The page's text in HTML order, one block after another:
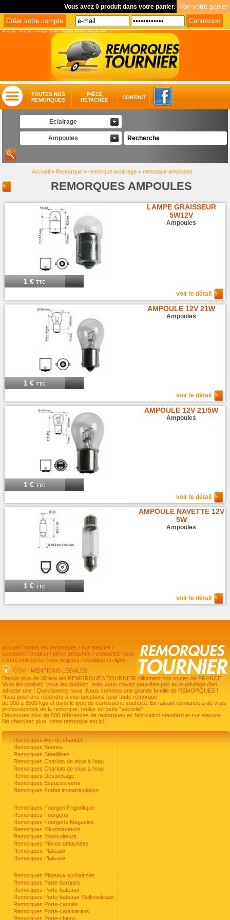
Vous avez 0 produit dans votre panier.
remorques -remorque -remorque tournier -remorque voiture -remorque moto
TOUTES NOS
REMORQUES
PIÈCE
DÉTACHÉE
CONTACT
Eclairage
Ampoules
Accueil > Remorque >remorque eclairage >remorque ampoules
REMORQUES AMPOULES
1 €TTC
LAMPE GRAISSEUR
5W12V
Ampoules
voir le détail
1 €TTC
AMPOULE 12V 21W
Ampoules
voir le détail
1 €TTC
AMPOULE 12V 21/5W
Ampoules
voir le détail
1 €TTC
AMPOULE NAVETTE 12V
5W
Ampoules
voir le détail
accueil /toutes les remorques /sur mesure /
occasion / location / pièce détachée /contactez-nous
/ notre entreprise / nos origines / boutique en ligne
CGV - MENTIONS LÉGALES
Depuis plus de 30 ans les REMORQUES TOURNIER sillonnent nos routes de FRANCE.
Vous les croisez, vous les doublez, mais vous n'avez peut-être pas eu le privilège d'en
adopter une ! Questionnez-nous !Nous sommes une grande famille de REMORQUES !
Nous pourrons répondre à vos questions pour toute remorque
de 300 à 3500 kgs et dans le type de carrosserie souhaité. En faisant confiance à de vrais
professionnels de la remorque, roulez en toute "sécurité".
Découvrez plus de 500 références de remorques en fabrication standard et sur mesure.
Ne cherchez plus, votre remorque est ici !
Remorques Abri de chantier
Remorques Bennes
Remorques Bétaillères
Remorques Chariots de mise à l'eau
Remorques Chariots de mise à l'eau
Remorques Destockage
Remorques Espaces verts
Remorques Forfait immatriculation
Remorques Fourgon Frigorifique
Remorques Fourgons
Remorques Fourgons Magasins
Remorques Microtracteurs
Remorques Motoculteurs
Remorques Pièces détachées
Remorques Plateaux
Remorques Plateaux
Remorques Plateaux surbaissés
Remorques Porte-barques
Remorques Porte-bateaux
Remorques Porte-bateaux Multirouleaux
Remorques Porte-canoës
Remorques Porte-catamarans
Remorques Porte-chiens